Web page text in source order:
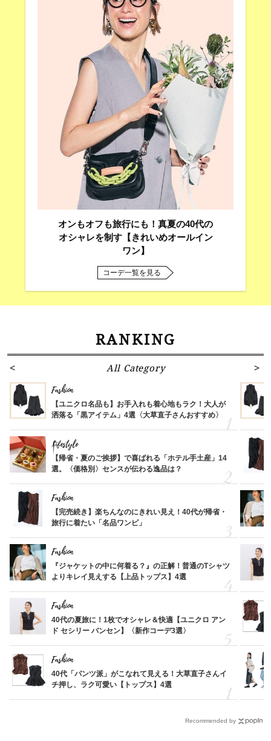
オンもオフも旅行にも！真夏の40代の
オシャレを制す【きれいめオールイン
ワン】
コーデ一覧を見る
RANKING
All Category
Fashion
【ユニクロ名品も】お手入れも着心地もラク！大人が
洒落る「黒アイテム」4選〈大草直子さんおすすめ〉
Lifestyle
【帰省・夏のご挨拶】で喜ばれる「ホテル手土産」14
選。〈価格別〉センスが伝わる逸品は？
Fashion
【完売続き】楽ちんなのにきれい見え！40代が帰省・
旅行に着たい「名品ワンピ」
Fashion
『ジャケットの中に何着る？』の正解！普通のTシャツ
よりキレイ見えする【上品トップス】4選
Fashion
40代の夏旅に！1枚でオシャレ＆快適【ユニクロ アン
ド セシリー バンセン】〈新作コーデ3選〉
Fashion
40代「パンツ派」がこなれて見える！大草直子さんイ
チ押し、ラク可愛い【トップス】4選
Recommended by